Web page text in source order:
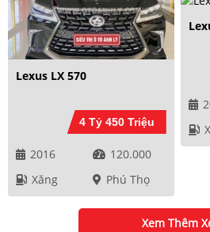
Lexus LX 570
4 Tỷ 450 Triệu
2016
120.000
Xăng
Phú Thọ
Xem Thêm